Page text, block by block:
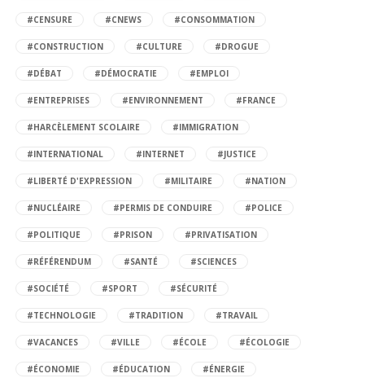
#CENSURE #CNEWS #CONSOMMATION
#CONSTRUCTION #CULTURE #DROGUE
#DÉBAT #DÉMOCRATIE #EMPLOI
#ENTREPRISES #ENVIRONNEMENT #FRANCE
#HARCÈLEMENT SCOLAIRE #IMMIGRATION
#INTERNATIONAL #INTERNET #JUSTICE
#LIBERTÉ D'EXPRESSION #MILITAIRE #NATION
#NUCLÉAIRE #PERMIS DE CONDUIRE #POLICE
#POLITIQUE #PRISON #PRIVATISATION
#RÉFÉRENDUM #SANTÉ #SCIENCES
#SOCIÉTÉ #SPORT #SÉCURITÉ
#TECHNOLOGIE #TRADITION #TRAVAIL
#VACANCES #VILLE #ÉCOLE #ÉCOLOGIE
#ÉCONOMIE #ÉDUCATION #ÉNERGIE